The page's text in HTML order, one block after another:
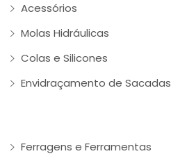
Acessórios
Molas Hidráulicas
Colas e Silicones
Envidraçamento de Sacadas
Ferragens e Ferramentas